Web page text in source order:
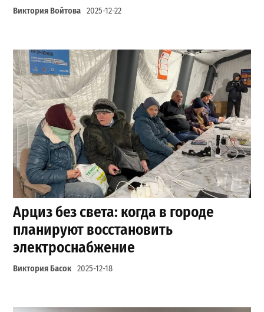
Виктория Войтова 2025-12-22
Арциз без света: когда в городе
планируют восстановить
электроснабжение
Виктория Басок 2025-12-18